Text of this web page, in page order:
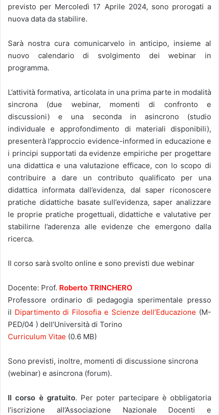
previsto per Mercoledì 17 Aprile 2024, sono prorogati a
nuova data da stabilire.
Sarà nostra cura comunicarvelo in anticipo, insieme al
nuovo calendario di svolgimento dei webinar in
programma.
L’attività formativa, articolata in una prima parte in modalità
sincrona (due webinar, momenti di confronto e
discussioni) e una seconda in asincrono (studio
individuale e approfondimento di materiali disponibili),
presenterà l’approccio evidence-informed in educazione e
i principi supportati da evidenze empiriche per progettare
una didattica e una valutazione efficace, con lo scopo di
contribuire a dare un contributo qualificato per una
didattica informata dall’evidenza, dal saper riconoscere
pratiche didattiche basate sull’evidenza, saper analizzare
le proprie pratiche progettuali, didattiche e valutative per
stabilirne l’aderenza alle evidenze che emergono dalla
ricerca.
Il corso sarà svolto online e sono previsti due webinar
Docente: Prof. Roberto TRINCHERO
Professore ordinario di pedagogia sperimentale presso
il Dipartimento di Filosofia e Scienze dell’Educazione (M-
PED/04 ) dell’Università di Torino
Curriculum Vitae (0.6 MB)
Sono previsti, inoltre, momenti di discussione sincrona
(webinar) e asincrona (forum).
Il corso è gratuito. Per poter partecipare è obbligatoria
l’iscrizione all’Associazione Nazionale Docenti e